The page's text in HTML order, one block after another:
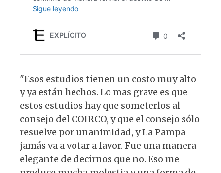
"Esos estudios tienen un costo muy alto
y ya están hechos. Lo mas grave es que
estos estudios hay que someterlos al
consejo del COIRCO, y que el consejo sólo
resuelve por unanimidad, y La Pampa
jamás va a votar a favor. Fue una manera
elegante de decirnos que no. Eso me